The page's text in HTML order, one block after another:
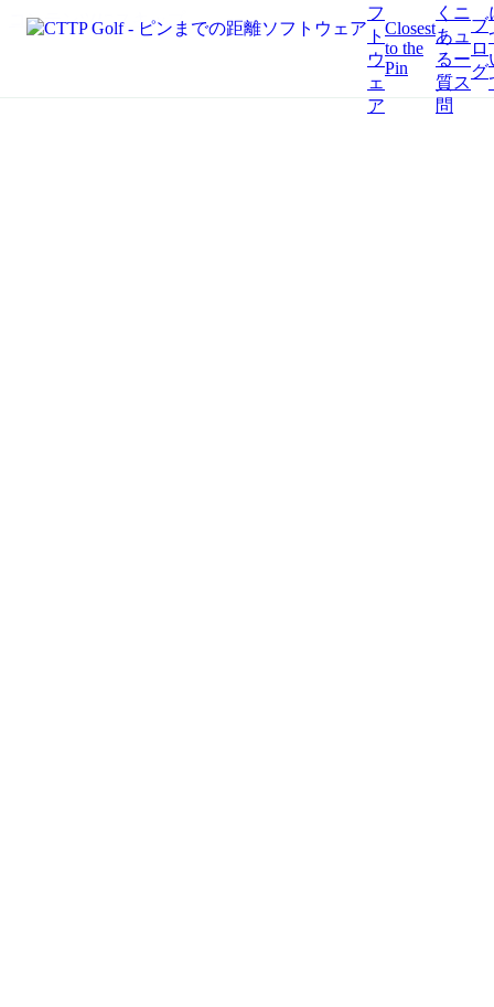
コンテンツにスキップ
フ
ト
ウ
ェ
ア
Closest
to the
Pin
く
あ
る
質
問
ニ
ュ
ー
ス
ブ
ロ
グ